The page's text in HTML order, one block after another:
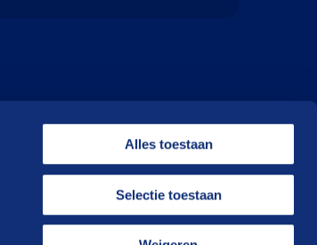
Alles toestaan
Selectie toestaan